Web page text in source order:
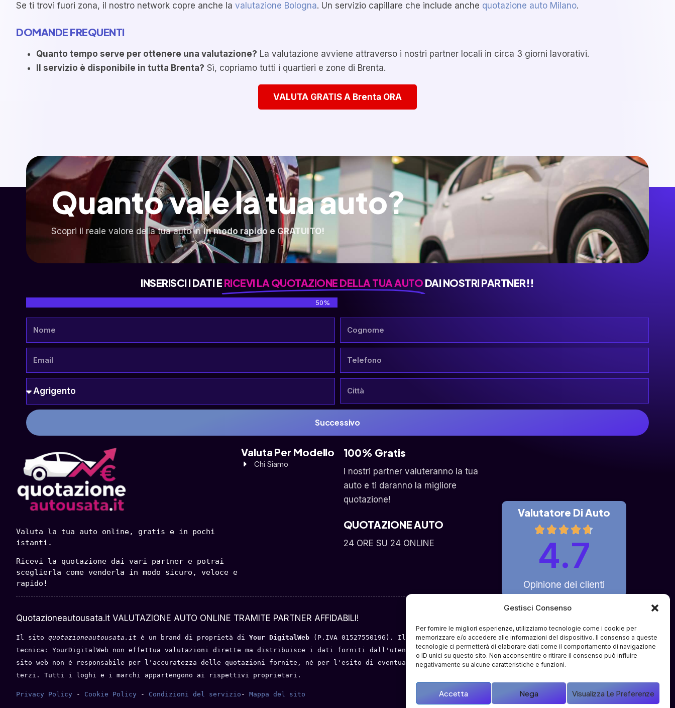
Gestisci Consenso
Per fornire le migliori esperienze, utilizziamo tecnologie come i cookie per
memorizzare e/o accedere alle informazioni del dispositivo. Il consenso a queste
tecnologie ci permetterà di elaborare dati come il comportamento di navigazione
o ID unici su questo sito. Non acconsentire o ritirare il consenso può influire
negativamente su alcune caratteristiche e funzioni.
Accetta Nega Visualizza Le Preferenze
Se ti trovi fuori zona, il nostro network copre anche la valutazione Bologna. Un servizio capillare che include anche quotazione auto Milano.
DOMANDE FREQUENTI
Quanto tempo serve per ottenere una valutazione? La valutazione avviene attraverso i nostri partner locali in circa 3 giorni lavorativi.
Il servizio è disponibile in tutta Brenta? Sì, copriamo tutti i quartieri e zone di Brenta.
VALUTA GRATIS A Brenta ORA
Quanto vale la tua auto?
Scopri il reale valore della tua auto inin modo rapido e GRATUITO!
INSERISCI I DATI E RICEVI LA QUOTAZIONE DELLA TUA AUTO DAI NOSTRI PARTNER!!
50%
Successivo
Valuta la tua auto online, gratis e in pochi
istanti.
Ricevi la quotazione dai vari partner e potrai
sceglierla come venderla in modo sicuro, veloce e
rapido!
Valuta Per Modello
Chi Siamo
100% Gratis
I nostri partner valuteranno la tua
auto e ti daranno la migliore
quotazione!
QUOTAZIONE AUTO
24 ORE SU 24 ONLINE
Valutatore Di Auto
Opinione dei clienti
4.7
Quotazioneautousata.it VALUTAZIONE AUTO ONLINE TRAMITE PARTNER AFFIDABILI!
Il sito quotazioneautousata.it è un brand di proprietà di Your DigitalWeb
(P.IVA 01527550196). Il servizio offerto è di pura intermediazione
tecnica: YourDigitalWeb non effettua valutazioni dirette ma distribuisce i dati forniti dall'utente a portali e partner terzi specializzati. Il
sito web non è responsabile per l'accuratezza delle quotazioni fornite, né per l'esito di eventuali trattative o compravendite tra l'utente e i
terzi. Tutti i loghi e i marchi appartengono ai rispettivi proprietari.
Privacy Policy - Cookie Policy - Condizioni del servizio - Mappa del sito